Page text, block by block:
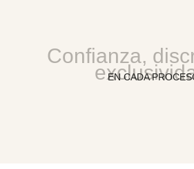
Confianza,
EN CADA